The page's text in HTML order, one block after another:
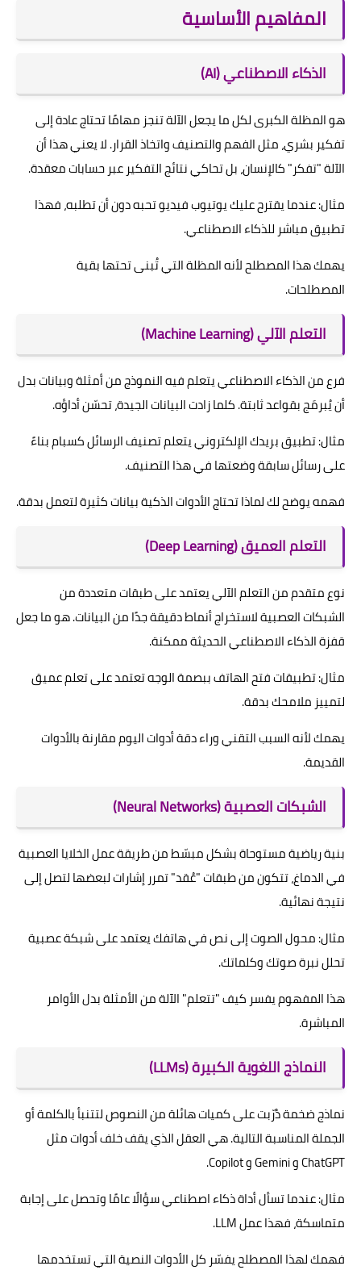
المفاهيم الأساسية
الذكاء الاصطناعي (AI)
هو المظلة الكبرى لكل ما يجعل الآلة تنجز مهامًا تحتاج عادة إلى
تفكير بشري، مثل الفهم والتصنيف واتخاذ القرار. لا يعني هذا أن
الآلة "تفكر" كالإنسان، بل تحاكي نتائج التفكير عبر حسابات معقدة.
مثال: عندما يقترح عليك يوتيوب فيديو تحبه دون أن تطلبه، فهذا
تطبيق مباشر للذكاء الاصطناعي.
يهمك هذا المصطلح لأنه المظلة التي تُبنى تحتها بقية
المصطلحات.
التعلم الآلي (Machine Learning)
فرع من الذكاء الاصطناعي يتعلم فيه النموذج من أمثلة وبيانات بدل
أن يُبرمَج بقواعد ثابتة. كلما زادت البيانات الجيدة، تحسّن أداؤه.
مثال: تطبيق بريدك الإلكتروني يتعلم تصنيف الرسائل كسبام بناءً
على رسائل سابقة وضعتها في هذا التصنيف.
فهمه يوضح لك لماذا تحتاج الأدوات الذكية بيانات كثيرة لتعمل بدقة.
التعلم العميق (Deep Learning)
نوع متقدم من التعلم الآلي يعتمد على طبقات متعددة من
الشبكات العصبية لاستخراج أنماط دقيقة جدًا من البيانات. هو ما جعل
قفزة الذكاء الاصطناعي الحديثة ممكنة.
مثال: تطبيقات فتح الهاتف ببصمة الوجه تعتمد على تعلم عميق
لتمييز ملامحك بدقة.
يهمك لأنه السبب التقني وراء دقة أدوات اليوم مقارنة بالأدوات
القديمة.
الشبكات العصبية (Neural Networks)
بنية رياضية مستوحاة بشكل مبسّط من طريقة عمل الخلايا العصبية
في الدماغ، تتكون من طبقات "عُقد" تمرر إشارات لبعضها لتصل إلى
نتيجة نهائية.
مثال: محول الصوت إلى نص في هاتفك يعتمد على شبكة عصبية
تحلل نبرة صوتك وكلماتك.
هذا المفهوم يفسر كيف "تتعلم" الآلة من الأمثلة بدل الأوامر
المباشرة.
النماذج اللغوية الكبيرة (LLMs)
نماذج ضخمة دُرّبت على كميات هائلة من النصوص لتتنبأ بالكلمة أو
الجملة المناسبة التالية. هي العقل الذي يقف خلف أدوات مثل
ChatGPT و Gemini و Copilot.
مثال: عندما تسأل أداة ذكاء اصطناعي سؤالًا عامًا وتحصل على إجابة
متماسكة، فهذا عمل LLM.
فهمك لهذا المصطلح يفسّر كل الأدوات النصية التي تستخدمها